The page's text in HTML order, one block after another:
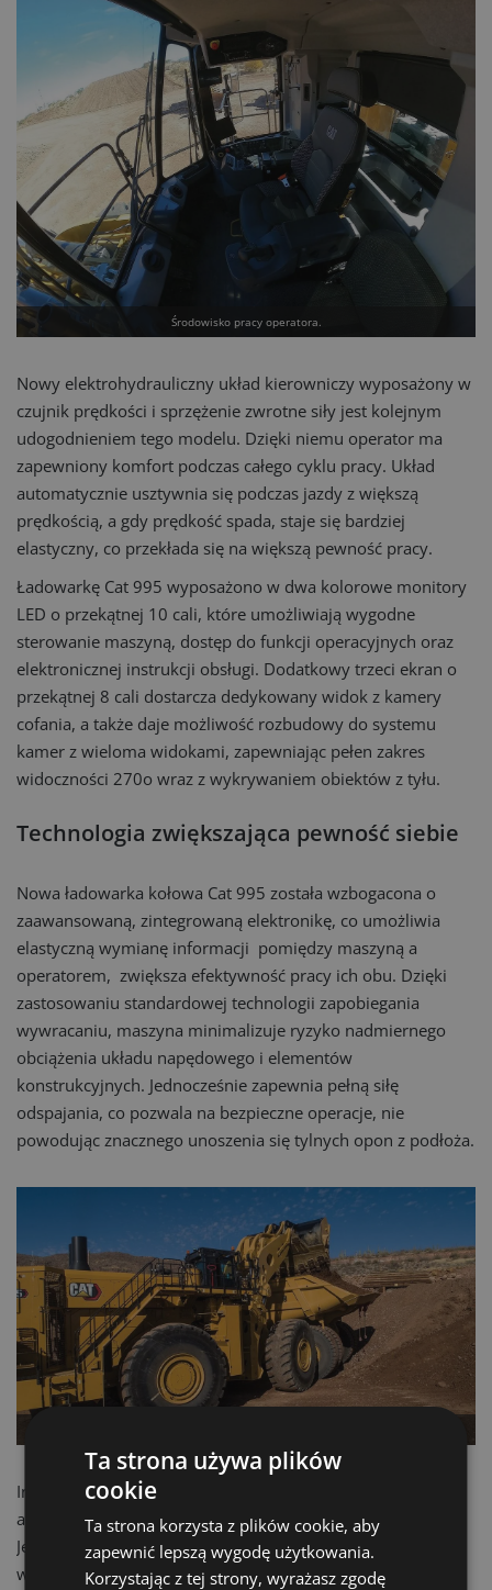
Środowisko pracy operatora.
Nowy elektrohydrauliczny układ kierowniczy wyposażony w
czujnik prędkości i sprzężenie zwrotne siły jest kolejnym
udogodnieniem tego modelu. Dzięki niemu operator ma
zapewniony komfort podczas całego cyklu pracy. Układ
automatycznie usztywnia się podczas jazdy z większą
prędkością, a gdy prędkość spada, staje się bardziej
elastyczny, co przekłada się na większą pewność pracy.
Ładowarkę Cat 995 wyposażono w dwa kolorowe monitory
LED o przekątnej 10 cali, które umożliwiają wygodne
sterowanie maszyną, dostęp do funkcji operacyjnych oraz
elektronicznej instrukcji obsługi. Dodatkowy trzeci ekran o
przekątnej 8 cali dostarcza dedykowany widok z kamery
cofania, a także daje możliwość rozbudowy do systemu
kamer z wieloma widokami, zapewniając pełen zakres
widoczności 270o wraz z wykrywaniem obiektów z tyłu.
Technologia zwiększająca pewność siebie
Nowa ładowarka kołowa Cat 995 została wzbogacona o
zaawansowaną, zintegrowaną elektronikę, co umożliwia
elastyczną wymianę informacji pomiędzy maszyną a
operatorem, zwiększa efektywność pracy ich obu. Dzięki
zastosowaniu standardowej technologii zapobiegania
wywracaniu, maszyna minimalizuje ryzyko nadmiernego
obciążenia układu napędowego i elementów
konstrukcyjnych. Jednocześnie zapewnia pełną siłę
odspajania, co pozwala na bezpieczne operacje, nie
powodując znacznego unoszenia się tylnych opon z podłoża.
Innowacyjne, opcjonalne komponenty systemu Autodig
automatyzują trzy najtrudniejsze etapy cyklu kopania.
Jednocześnie redukowane jest zużycie opon, co pozytywnie
wpływa na koszty eksploatacyjne. Funkcja Lift Stall
Ta strona używa plików
cookie
Ta strona korzysta z plików cookie, aby
zapewnić lepszą wygodę użytkowania.
Korzystając z tej strony, wyrażasz zgodę